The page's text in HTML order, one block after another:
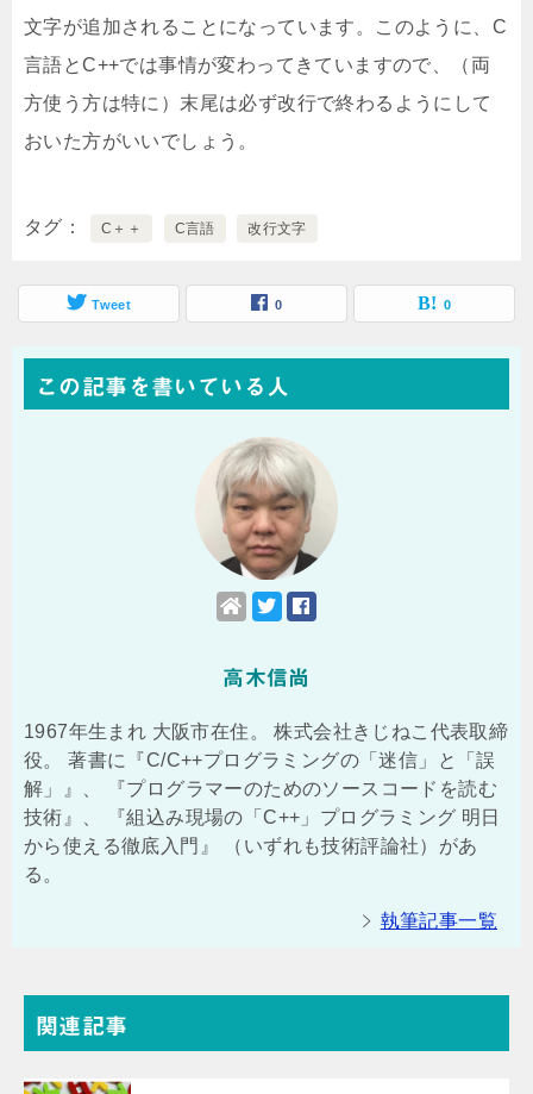
文字が追加されることになっています。このように、C
言語とC++では事情が変わってきていますので、（両
方使う方は特に）末尾は必ず改行で終わるようにして
おいた方がいいでしょう。
タグ C＋＋ C言語 改行文字
Tweet 0 0
この記事を書いている人
高木信尚
1967年生まれ 大阪市在住。 株式会社きじねこ代表取締
役。 著書に『C/C++プログラミングの「迷信」と「誤
解」』、 『プログラマーのためのソースコードを読む
技術』、 『組込み現場の「C++」プログラミング 明日
から使える徹底入門』 （いずれも技術評論社）があ
る。
執筆記事一覧
関連記事